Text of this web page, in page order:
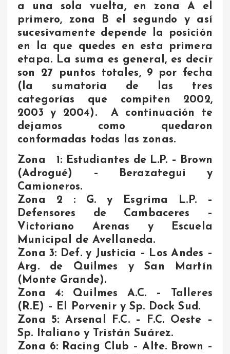
a una sola vuelta, en zona A el
primero, zona B el segundo y así
sucesivamente depende la posición
en la que quedes en esta primera
etapa. La suma es general, es decir
son 27 puntos totales, 9 por fecha
(la sumatoria de las tres
categorías que compiten 2002,
2003 y 2004). A continuación te
dejamos como quedaron
conformadas todas las zonas.
Zona 1: Estudiantes de L.P. – Brown
(Adrogué) – Berazategui y
Camioneros.
Zona 2 : G. y Esgrima L.P. –
Defensores de Cambaceres –
Victoriano Arenas y Escuela
Municipal de Avellaneda.
Zona 3: Def. y Justicia – Los Andes –
Arg. de Quilmes y San Martín
(Monte Grande).
Zona 4: Quilmes A.C. – Talleres
(R.E) – El Porvenir y Sp. Dock Sud.
Zona 5: Arsenal F.C. – F.C. Oeste –
Sp. Italiano y Tristán Suárez.
Zona 6:Racing Club – Alte. Brown –